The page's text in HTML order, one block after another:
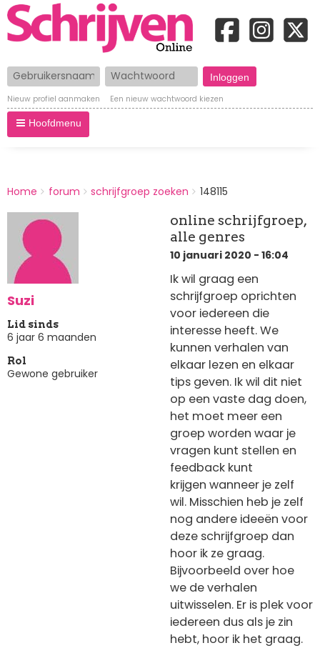
Gebruikersnaam Wachtwoord
Nieuw profiel aanmaken Een nieuw wachtwoord kiezen
Hoofdmenu
BREADCRUMBS
You
here:
Home forum schrijfgroep zoeken 148115
Suzi
Lid sinds
6 jaar 6 maanden
Rol
Gewone gebruiker
online schrijfgroep,
alle genres
10 januari 2020 - 16:04
Ik wil graag een
schrijfgroep oprichten
voor iedereen die
interesse heeft. We
kunnen verhalen van
elkaar lezen en elkaar
tips geven. Ik wil dit niet
op een vaste dag doen,
het moet meer een
groep worden waar je
vragen kunt stellen en
feedback kunt
krijgen wanneer je zelf
wil. Misschien heb je zelf
nog andere ideeën voor
deze schrijfgroep dan
hoor ik ze graag.
Bijvoorbeeld over hoe
we de verhalen
uitwisselen. Er is plek voor
iedereen dus als je zin
hebt, hoor ik het graag.